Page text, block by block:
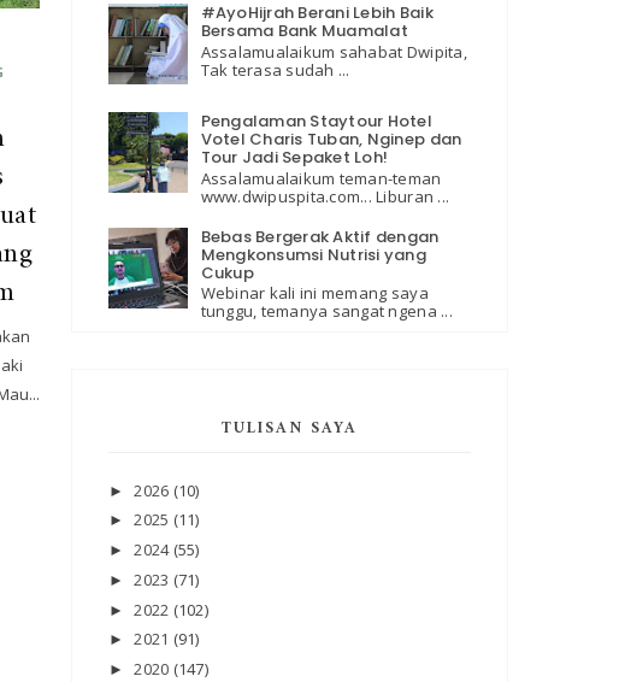
#AyoHijrah Berani Lebih Baik
Bersama Bank Muamalat
Assalamualaikum sahabat Dwipita,
Tak terasa sudah ...
Pengalaman Staytour Hotel
Votel Charis Tuban, Nginep dan
Tour Jadi Sepaket Loh!
Assalamualaikum teman-teman
www.dwipuspita.com... Liburan ...
Bebas Bergerak Aktif dengan
Mengkonsumsi Nutrisi yang
Cukup
Webinar kali ini memang saya
tunggu, temanya sangat ngena ...
TULISAN SAYA
►2026 (10)
►2025 (11)
►2024 (55)
►2023 (71)
►2022 (102)
►2021 (91)
►2020 (147)